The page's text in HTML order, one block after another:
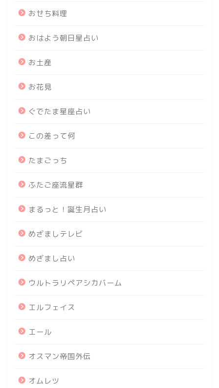
おせち料理
おはよう朝日星占い
お土産
お花見
ぐでたま星座占い
この差って何
たまごっち
ふたご座流星群
まるっと！誕生月占い
めざましテレビ
めざまし占い
ウルトラリペアシカバーム
エルフェイス
エール
オスマン帝国外伝
オムレツ